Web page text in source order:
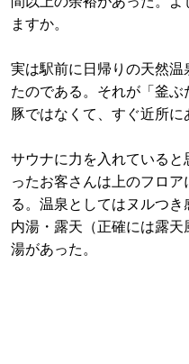
ますか。
実は駅前に日帰りの天然
たのである。それが「釜
豚ではなくて、すぐ近所に
サウナに力を入れている
ったお客さんは上のフロ
る。温泉としてはヌルつ
内湯・露天（正確には露
湯があった。